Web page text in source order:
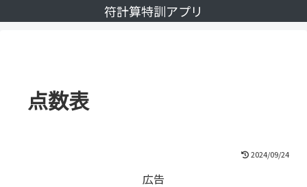
符計算特訓アプリ
点数表
2024/09/24
広告